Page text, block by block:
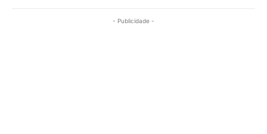
- Publicidade -